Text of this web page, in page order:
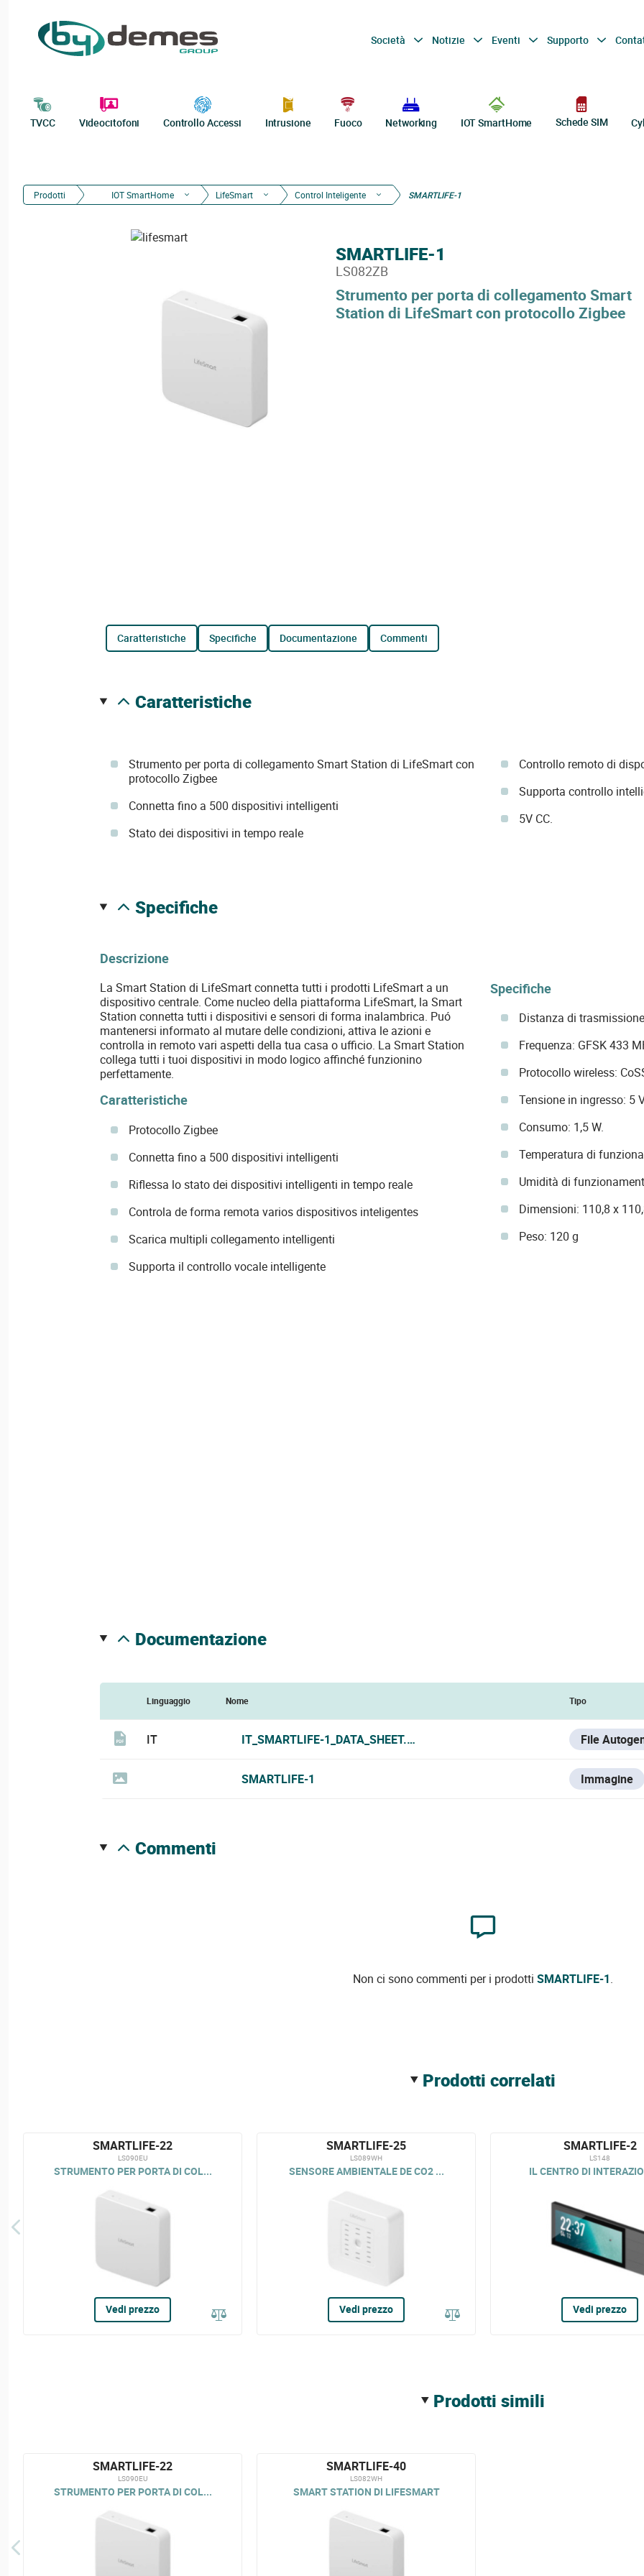
Società Notizie Eventi Supporto
TVCC Videocitofoni Controllo Accessi Intrusione Fuoco Networking IOT SmartHome Schede SIM
Prodotti IOT SmartHome LifeSmart Control Inteligente SMARTLIFE-1
Strumento per porta di collegamento Smart
Station di LifeSmart con protocollo Zigbee
SMARTLIFE-1
LS082ZB
caratteristiche specifiche documentazione commenti
caratteristiche
Strumento per porta di collegamento Smart Station di LifeSmart con
protocollo Zigbee
Connetta fino a 500 dispositivi intelligenti
Stato dei dispositivi in tempo reale
Controllo remoto di
Supporta controllo
5V CC.
specifiche
Descrizione
La Smart Station di LifeSmart connetta tutti i prodotti LifeSmart a un
dispositivo centrale. Come nucleo della piattaforma LifeSmart, la Smart
Station connetta tutti i dispositivi e sensori di forma inalambrica. Puó
mantenersi informato al mutare delle condizioni, attiva le azioni e
controlla in remoto vari aspetti della tua casa o ufficio. La Smart Station
collega tutti i tuoi dispositivi in modo logico affinché funzionino
perfettamente.
Caratteristiche
Protocollo Zigbee
Connetta fino a 500 dispositivi intelligenti
Riflessa lo stato dei dispositivi intelligenti in tempo reale
Controla de forma remota varios dispositivos inteligentes
Scarica multipli collegamento intelligenti
Supporta il controllo vocale intelligente
Specifiche
Distanza di
Frequenza: GFSK 433
Protocollo wireless:
Tensione in ingresso: 5
Consumo: 1,5 W.
Temperatura di
Umidità di
Dimensioni: 110,8 x
Peso: 120 g
documentazione
Linguaggio Nome Tipo
IT IT_SMARTLIFE-1_DATA_SHEET.PDF File
SMARTLIFE-1 Immagine
commenti
Non ci sono commenti per i prodotti SMARTLIFE-1.
prodotti correlati
SMARTLIFE-22
LS090EU
STRUMENTO PER PORTA DI COL...
Vedi prezzo
SMARTLIFE-25
LS089WH
SENSORE AMBIENTALE DE CO2 ...
Vedi prezzo
SMARTLIFE-2
LS148
IL CENTRO DI
Vedi prezzo
prodotti simili
SMARTLIFE-22
LS090EU
STRUMENTO PER PORTA DI COL...
SMARTLIFE-40
LS082WH
SMART STATION DI LIFESMART